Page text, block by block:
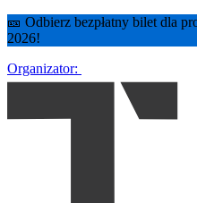
🎫 Odbierz bezpłatny bilet dla
2026!
Organizator: